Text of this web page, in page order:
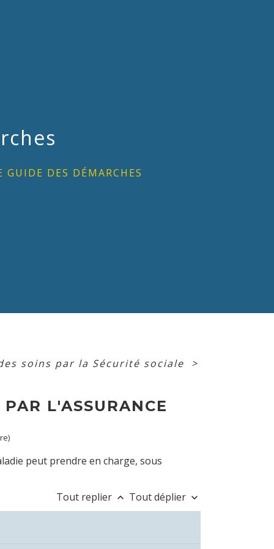
GUIDE DES DÉMARCHES
soins par la Sécurité sociale >
L'ASSURANCE
peut prendre en charge, sous
Tout replier keyboard_arrow_up Tout déplier keyboard_arrow_down